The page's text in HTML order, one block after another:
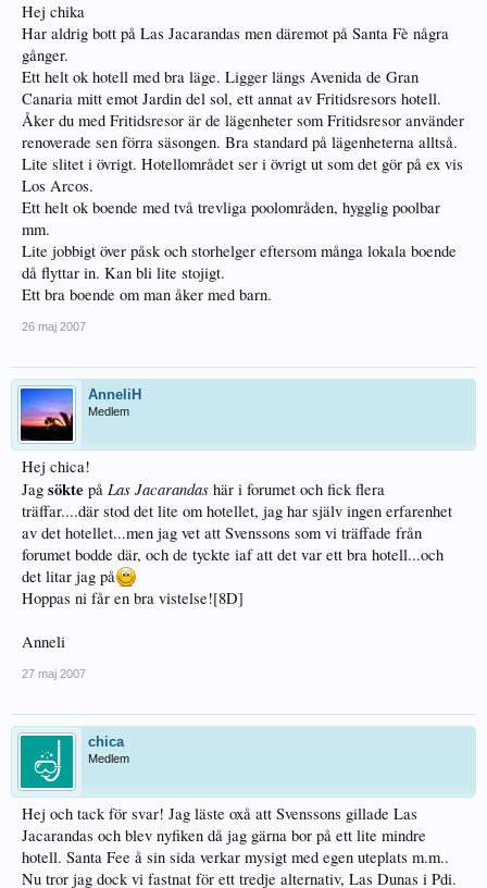
Hej chika
Har aldrig bott på Las Jacarandas men däremot på Santa Fè några
gånger.
Ett helt ok hotell med bra läge. Ligger längs Avenida de Gran
Canaria mitt emot Jardin del sol, ett annat av Fritidsresors hotell.
Åker du med Fritidsresor är de lägenheter som Fritidsresor använder
renoverade sen förra säsongen. Bra standard på lägenheterna alltså.
Lite slitet i övrigt. Hotellområdet ser i övrigt ut som det gör på ex vis
Los Arcos.
Ett helt ok boende med två trevliga poolområden, hygglig poolbar
mm.
Lite jobbigt över påsk och storhelger eftersom många lokala boende
då flyttar in. Kan bli lite stojigt.
Ett bra boende om man åker med barn.
26 maj 2007
AnneliH
Medlem
Hej chica!
Jag sökte på Las Jacarandas här i forumet och fick flera
träffar....där stod det lite om hotellet, jag har själv ingen erfarenhet
av det hotellet...men jag vet att Svenssons som vi träffade från
forumet bodde där, och de tyckte iaf att det var ett bra hotell...och
det litar jag på
Hoppas ni får en bra vistelse![8D]
Anneli
27 maj 2007
chica
Medlem
Hej och tack för svar! Jag läste oxå att Svenssons gillade Las
Jacarandas och blev nyfiken då jag gärna bor på ett lite mindre
hotell. Santa Fee å sin sida verkar mysigt med egen uteplats m.m..
Nu tror jag dock vi fastnat för ett tredje alternativ, Las Dunas i Pdi.